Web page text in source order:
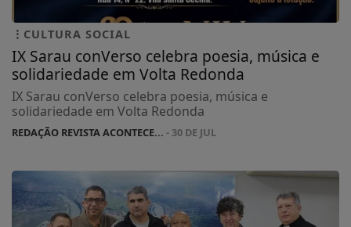
CULTURA SOCIAL
IX Sarau conVerso celebra poesia, música e
solidariedade em Volta Redonda
IX Sarau conVerso celebra poesia, música e
solidariedade em Volta Redonda
REDAÇÃO REVISTA ACONTECE... - 30 DE JUL